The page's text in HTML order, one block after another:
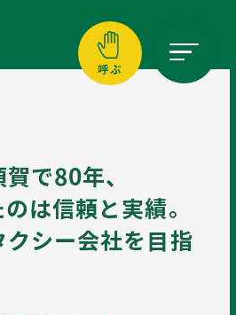
呼ぶ
050-3623-2194
横須賀エリア
046-833-0001
A TAXI
IS
で80年、
は信頼と実績。
クシー会社を目指